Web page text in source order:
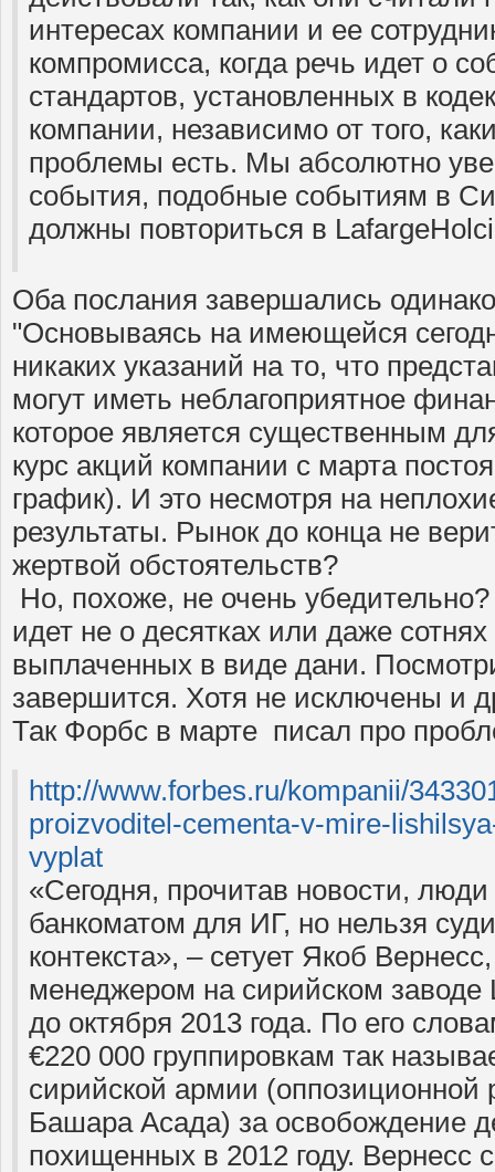
интересах компании и ее
компромисса, когда речь идет о
стандартов, установленных в
компании, независимо от того,
проблемы есть. Мы абсолютно
события, подобные событиям в
должны повториться в
Оба послания завершались
"Основываясь на имеющейся
никаких указаний на то, что
могут иметь неблагоприятное
которое является существенным
курс акций компании с марта
график). И это несмотря на
результаты. Рынок до конца не
жертвой обстоятельств?
Но, похоже, не очень
идет не о десятках или даже
выплаченных в виде дани.
завершится. Хотя не исключены и
Так Форбс в марте писал про
http://www.forbes.ru/kompanii/
proizvoditel-cementa-v-mire-
vyplat
«Сегодня, прочитав новости,
банкоматом для ИГ, но нельзя
контекста», – сетует Якоб
менеджером на сирийском заводе
до октября 2013 года. По его
€220 000 группировкам так
сирийской армии (оппозиционной
Башара Асада) за освобождение
похищенных в 2012 году. Вернесс